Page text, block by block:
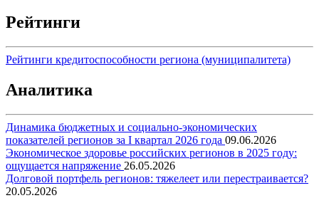
Рейтинги
Рейтинги кредитоспособности региона (муниципалитета)
Аналитика
Динамика бюджетных и социально-экономических
показателей регионов за I квартал 2026 года 09.06.2026
Экономическое здоровье российских регионов в 2025 году:
ощущается напряжение 26.05.2026
Долговой портфель регионов: тяжелеет или перестраивается?
20.05.2026